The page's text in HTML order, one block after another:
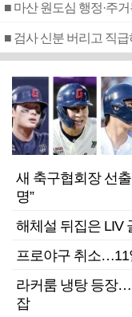
■ 마산 원도심 행정·주
새 축구협회장 선
명”
해체설 뒤집은 LIV
프로야구 취소…11
라커룸 냉탕 등장
잡